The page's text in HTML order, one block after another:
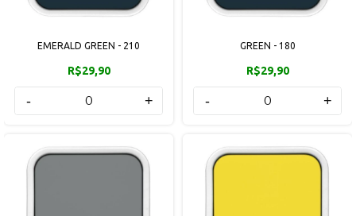
EMERALD GREEN - 210
R$29,90
- +
GREEN - 180
R$29,90
- +